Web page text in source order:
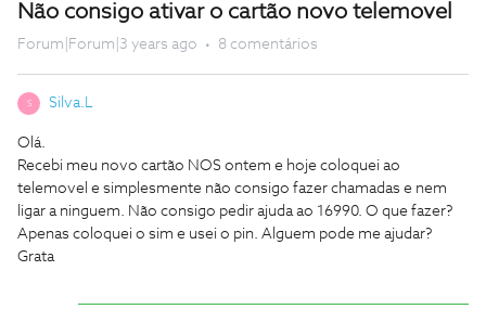
Não consigo ativar o cartão novo telemovel
Forum|Forum|3 years ago 8 comentários
S Silva.L
Olá.
Recebi meu novo cartão NOS ontem e hoje coloquei ao
telemovel e simplesmente não consigo fazer chamadas e nem
ligar a ninguem. Não consigo pedir ajuda ao 16990. O que fazer?
Apenas coloquei o sim e usei o pin. Alguem pode me ajudar?
Grata